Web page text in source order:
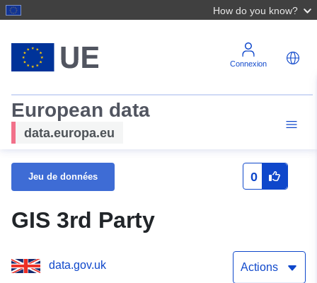
How do you know?
Connexion
European data
data.europa.eu
Jeu de données 0
GIS 3rd Party
data.gov.uk Actions